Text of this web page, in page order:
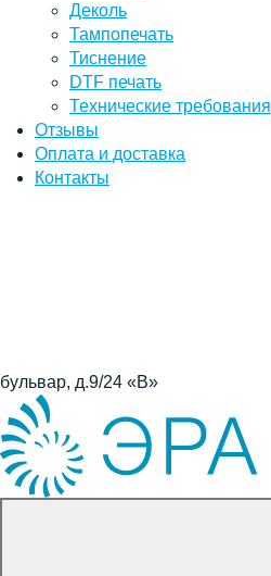
Деколь
Тампопечать
Тиснение
DTF печать
Технические требования
Отзывы
Оплата и доставка
Контакты
бульвар, д.9/24 «В»